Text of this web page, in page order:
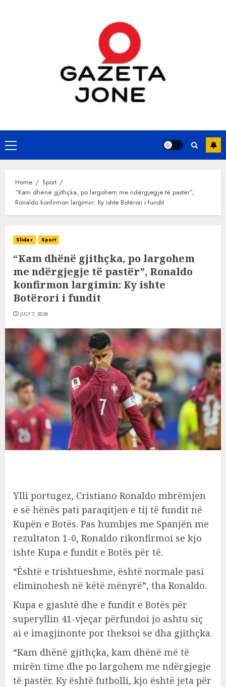
Primary
Menu
Home
Sport
“Kam dhënë gjithçka, po largohem me ndërgjegje të pastër”,
Ronaldo konfirmon largimin: Ky ishte Botërori i fundit
Slider Sport
“Kam dhënë gjithçka, po largohem
me ndërgjegje të pastër”, Ronaldo
konfirmon largimin: Ky ishte
Botërori i fundit
JULY 7, 2026
Ylli portugez, Cristiano Ronaldo mbrëmjen
e së hënës pati paraqitjen e tij të fundit në
Kupën e Botës. Pas humbjes me Spanjën me
rezultaton 1-0, Ronaldo rikonfirmoi se kjo
ishte Kupa e fundit e Botës për të.
“Është e trishtueshme, është normale pasi
eliminohesh në këtë mënyrë”, tha Ronaldo.
Kupa e gjashtë dhe e fundit e Botës për
superyllin 41-vjeçar përfundoi jo ashtu siç
ai e imagjinonte por theksoi se dha gjithçka.
“Kam dhënë gjithçka, kam dhënë më të
mirën time dhe po largohem me ndërgjegje
të pastër. Ky është futbolli, kjo është jeta për